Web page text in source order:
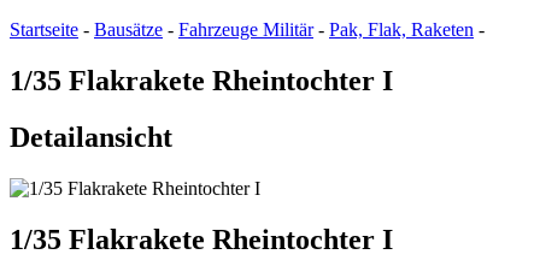
Startseite - Bausätze - Fahrzeuge Militär- Pak, Flak, Raketen -
1/35 Flakrakete Rheintochter I
Detailansicht
1/35 Flakrakete Rheintochter I